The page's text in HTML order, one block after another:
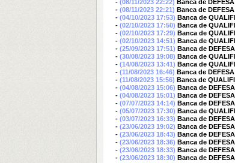
- (08/11/2023 22:22) Banca de
- (08/11/2023 22:21) Banca de
- (04/10/2023 17:53) Banca de
- (02/10/2023 17:50) Banca de
- (02/10/2023 17:29) Banca de
- (02/10/2023 14:51) Banca de
- (25/09/2023 17:51) Banca de
- (30/08/2023 19:08) Banca de
- (14/08/2023 13:41) Banca de
- (11/08/2023 16:46) Banca de
- (11/08/2023 15:56) Banca de
- (04/08/2023 15:06) Banca de
- (04/08/2023 15:01) Banca de
- (07/07/2023 14:14) Banca de
- (05/07/2023 17:30) Banca de
- (03/07/2023 16:33) Banca de
- (23/06/2023 19:02) Banca de
- (23/06/2023 18:43) Banca de
- (23/06/2023 18:36) Banca de
- (23/06/2023 18:33) Banca de
- (23/06/2023 18:30) Banca de